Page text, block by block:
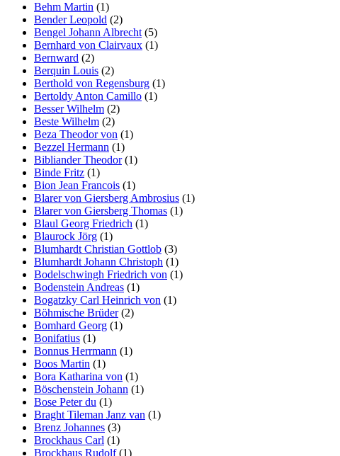
Behm Martin (1)
Bender Leopold (2)
Bengel Johann Albrecht (5)
Bernhard von Clairvaux (1)
Bernward (2)
Berquin Louis (2)
Berthold von Regensburg (1)
Bertoldy Anton Camillo (1)
Besser Wilhelm (2)
Beste Wilhelm (2)
Beza Theodor von (1)
Bezzel Hermann (1)
Bibliander Theodor(1)
Binde Fritz (1)
Bion Jean Francois (1)
Blarer von Giersberg Ambrosius (1)
Blarer von Giersberg Thomas (1)
Blaul Georg Friedrich (1)
Blaurock Jörg (1)
Blumhardt Christian Gottlob (3)
Blumhardt Johann Christoph (1)
Bodelschwingh Friedrich von (1)
Bodenstein Andreas (1)
Bogatzky Carl Heinrich von (1)
Böhmische Brüder(2)
Bomhard Georg (1)
Bonifatius (1)
Bonnus Herrmann (1)
Boos Martin (1)
Bora Katharina von (1)
Böschenstein Johann (1)
Bose Peter du (1)
Braght Tileman Janz van (1)
Brenz Johannes (3)
Brockhaus Carl (1)
Brockhaus Rudolf(1)